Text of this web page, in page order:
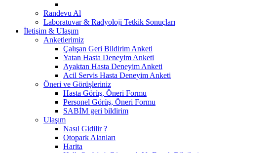
Randevu Al
Laboratuvar & Radyoloji Tetkik Sonuçları
İletişim & Ulaşım
Anketlerimiz
Çalışan Geri Bildirim Anketi
Yatan Hasta Deneyim Anketi
Ayaktan Hasta Deneyim Anketi
Acil Servis Hasta Deneyim Anketi
Öneri ve Görüşleriniz
Hasta Görüş, Öneri Formu
Personel Görüş, Öneri Formu
SABİM geri bildirim
Ulaşım
Nasıl Gidilir ?
Otopark Alanları
Harita